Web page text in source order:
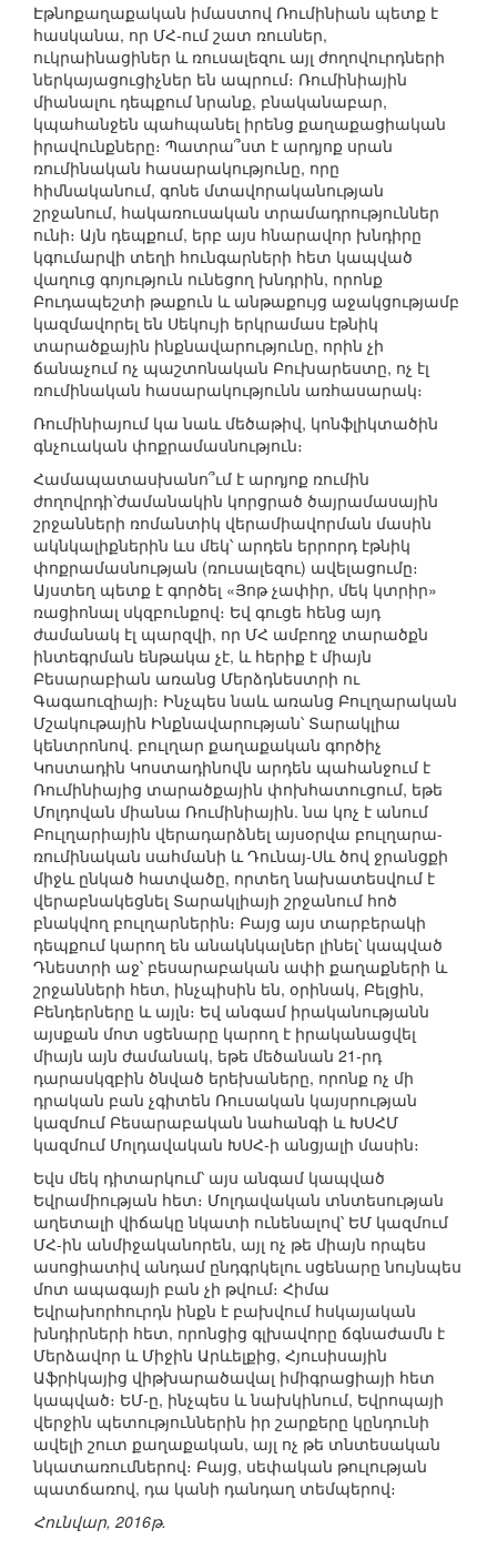
Էթնոքաղաքական իմաստով Ռումինիան պետք է
հասկանա, որ ՄՀ-ում շատ ռուսներ,
ուկրաինացիներ և ռուսալեզու այլ ժողովուրդների
ներկայացուցիչներ են ապրում։ Ռումինիային
միանալու դեպքում նրանք, բնականաբար,
կպահանջեն պահպանել իրենց քաղաքացիական
իրավունքները։ Պատրա՞ստ է արդյոք սրան
ռումինական հասարակությունը, որը
հիմնականում, գոնե մտավորականության
շրջանում, հակառուսական տրամադրություններ
ունի։ Այն դեպքում, երբ այս հնարավոր խնդիրը
կգումարվի տեղի հունգարների հետ կապված
վաղուց գոյություն ունեցող խնդրին, որոնք
Բուդապեշտի թաքուն և անթաքույց աջակցությամբ
կազմավորել են Սեկույի երկրամաս էթնիկ
տարածքային ինքնավարությունը, որին չի
ճանաչում ոչ պաշտոնական Բուխարեստը, ոչ էլ
ռումինական հասարակությունն առհասարակ։
Ռումինիայում կա նաև մեծաթիվ, կոնֆլիկտածին
գնչուական փոքրամասնություն։
Համապատասխանո՞ւմ է արդյոք ռումին
ժողովրդի՝ժամանակին կորցրած ծայրամասային
շրջանների ռոմանտիկ վերամիավորման մասին
ակնկալիքներին ևս մեկ՝ արդեն երրորդ էթնիկ
փոքրամասնության (ռուսալեզու) ավելացումը։
Այստեղ պետք է գործել «Յոթ չափիր, մեկ կտրիր»
ռացիոնալ սկզբունքով։ Եվ գուցե հենց այդ
ժամանակ էլ պարզվի, որ ՄՀ ամբողջ տարածքն
ինտեգրման ենթակա չէ, և հերիք է միայն
Բեսարաբիան առանց Մերձդնեստրի ու
Գագաուզիայի։ Ինչպես նաև առանց Բուլղարական
Մշակութային Ինքնավարության՝ Տարակլիա
կենտրոնով. բուլղար քաղաքական գործիչ
Կոստադին Կոստադինովն արդեն պահանջում է
Ռումինիայից տարածքային փոխհատուցում, եթե
Մոլդովան միանա Ռումինիային. նա կոչ է անում
Բուլղարիային վերադարձնել այսօրվա բուլղարա-
ռումինական սահմանի և Դունայ-Սև ծով ջրանցքի
միջև ընկած հատվածը, որտեղ նախատեսվում է
վերաբնակեցնել Տարակլիայի շրջանում հոծ
բնակվող բուլղարներին։ Բայց այս տարբերակի
դեպքում կարող են անակնկալներ լինել՝ կապված
Դնեստրի աջ՝ բեսարաբական ափի քաղաքների և
շրջանների հետ, ինչպիսին են, օրինակ, Բելցին,
Բենդերները և այլն։ Եվ անգամ իրականությանն
այսքան մոտ սցենարը կարող է իրականացվել
միայն այն ժամանակ, եթե մեծանան 21-րդ
դարասկզբին ծնված երեխաները, որոնք ոչ մի
դրական բան չգիտեն Ռուսական կայսրության
կազմում Բեսարաբական նահանգի և ԽՍՀՄ
կազմում Մոլդավական ԽՍՀ-ի անցյալի մասին։
Եվս մեկ դիտարկում՝ այս անգամ կապված
Եվրամիության հետ։ Մոլդավական տնտեսության
աղետալի վիճակը նկատի ունենալով՝ ԵՄ կազմում
ՄՀ-ին անմիջականորեն, այլ ոչ թե միայն որպես
ասոցիատիվ անդամ ընդգրկելու սցենարը նույնպես
մոտ ապագայի բան չի թվում։ Հիմա
Եվրախորհուրդն ինքն է բախվում հսկայական
խնդիրների հետ, որոնցից գլխավորը ճգնաժամն է
Մերձավոր և Միջին Արևելքից, Հյուսիսային
Աֆրիկայից վիթխարածավալ իմիգրացիայի հետ
կապված։ ԵՄ-ը, ինչպես և նախկինում, Եվրոպայի
վերջին պետություններին իր շարքերը կընդունի
ավելի շուտ քաղաքական, այլ ոչ թե տնտեսական
նկատառումներով։ Բայց, սեփական թուլության
պատճառով, դա կանի դանդաղ տեմպերով։
Հունվար, 2016թ.